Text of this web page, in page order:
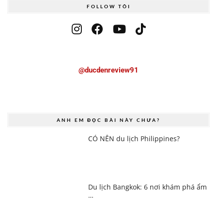
FOLLOW TÔI
@ducdenreview91
ANH EM ĐỌC BÀI NÀY CHƯA?
CÓ NÊN du lịch Philippines?
Du lịch Bangkok: 6 nơi khám phá ẩm
…